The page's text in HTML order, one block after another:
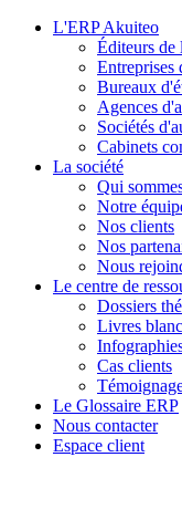
L'ERP Akuiteo
Éditeurs de
Entreprises
Bureaux
Agences
Sociétés
Cabinets
La société
Qui
Notre
Nos clients
Nos
Nous
Le centre de
Dossiers
Livres
Cas clients
Le Glossaire ERP
Nous contacter
Espace client